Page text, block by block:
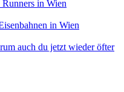
in Wien
in Wien
auch du jetzt wieder öfter